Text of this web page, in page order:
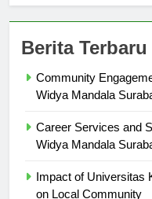
Community
Career Services and
Impact of Universitas